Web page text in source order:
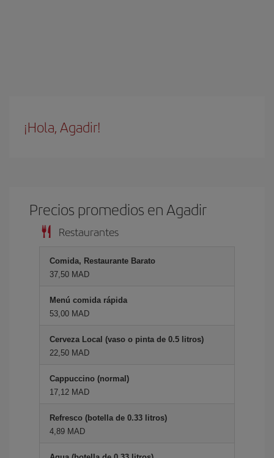
¡Hola, Agadir!
Precios promedios en Agadir
Restaurantes
Comida, Restaurante Barato
37,50 MAD
Menú comida rápida
53,00 MAD
Cerveza Local (vaso o pinta de 0.5 litros)
22,50 MAD
Cappuccino (normal)
17,12 MAD
Refresco (botella de 0.33 litros)
4,89 MAD